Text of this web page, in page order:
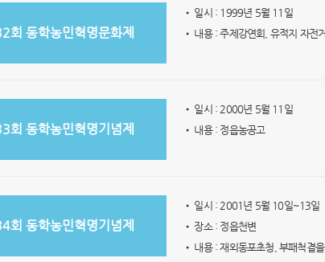
회 동학농민혁명문화제
• 일시 : 1999년 5월 11일
• 내용 : 주제강연회, 유적지 자전
회 동학농민혁명기념제
• 일시 : 2000년 5월 11일
• 내용 : 정읍농공고
회 동학농민혁명기념제
• 일시 : 2001년 5월 10일~13일
• 장소 : 정읍천변
• 내용 : 재외동포초청, 부패척결